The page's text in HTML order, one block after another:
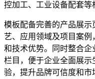
控加工、工业设备配套等
模板配备完善的产品展
艺、应用领域及项目案
和技术优势。同时整合企
栏目，便于企业全面展
验，提升品牌可信度和市